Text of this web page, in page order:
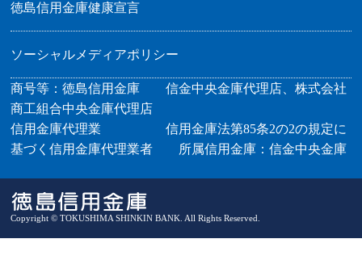
徳島信用金庫健康宣言
ソーシャルメディアポリシー
商号等：徳島信用金庫 信金中央金庫代理店、株式会社
商工組合中央金庫代理店
信用金庫代理業 信用金庫法第85条2の2の規定に
基づく信用金庫代理業者 所属信用金庫：信金中央金庫
Copyright © TOKUSHIMA SHINKIN BANK. All Rights Reserved.